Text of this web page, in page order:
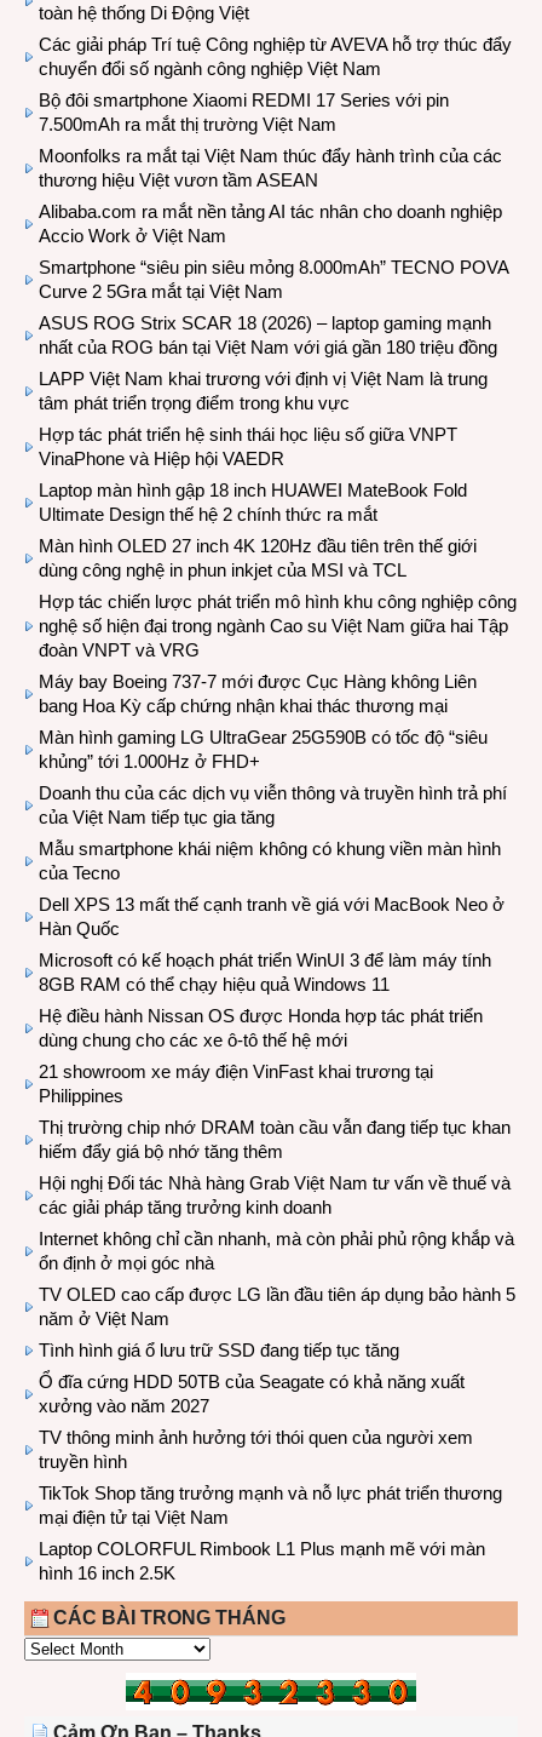
toàn hệ thống Di Động Việt
Các giải pháp Trí tuệ Công nghiệp từ AVEVA hỗ trợ thúc đẩy
chuyển đổi số ngành công nghiệp Việt Nam
Bộ đôi smartphone Xiaomi REDMI 17 Series với pin
7.500mAh ra mắt thị trường Việt Nam
Moonfolks ra mắt tại Việt Nam thúc đẩy hành trình của các
thương hiệu Việt vươn tầm ASEAN
Alibaba.com ra mắt nền tảng AI tác nhân cho doanh nghiệp
Accio Work ở Việt Nam
Smartphone “siêu pin siêu mỏng 8.000mAh” TECNO POVA
Curve 2 5Gra mắt tại Việt Nam
ASUS ROG Strix SCAR 18 (2026) – laptop gaming mạnh
nhất của ROG bán tại Việt Nam với giá gần 180 triệu đồng
LAPP Việt Nam khai trương với định vị Việt Nam là trung
tâm phát triển trọng điểm trong khu vực
Hợp tác phát triển hệ sinh thái học liệu số giữa VNPT
VinaPhone và Hiệp hội VAEDR
Laptop màn hình gập 18 inch HUAWEI MateBook Fold
Ultimate Design thế hệ 2 chính thức ra mắt
Màn hình OLED 27 inch 4K 120Hz đầu tiên trên thế giới
dùng công nghệ in phun inkjet của MSI và TCL
Hợp tác chiến lược phát triển mô hình khu công nghiệp công
nghệ số hiện đại trong ngành Cao su Việt Nam giữa hai Tập
đoàn VNPT và VRG
Máy bay Boeing 737-7 mới được Cục Hàng không Liên
bang Hoa Kỳ cấp chứng nhận khai thác thương mại
Màn hình gaming LG UltraGear 25G590B có tốc độ “siêu
khủng” tới 1.000Hz ở FHD+
Doanh thu của các dịch vụ viễn thông và truyền hình trả phí
của Việt Nam tiếp tục gia tăng
Mẫu smartphone khái niệm không có khung viền màn hình
của Tecno
Dell XPS 13 mất thế cạnh tranh về giá với MacBook Neo ở
Hàn Quốc
Microsoft có kế hoạch phát triển WinUI 3 để làm máy tính
8GB RAM có thể chạy hiệu quả Windows 11
Hệ điều hành Nissan OS được Honda hợp tác phát triển
dùng chung cho các xe ô-tô thế hệ mới
21 showroom xe máy điện VinFast khai trương tại
Philippines
Thị trường chip nhớ DRAM toàn cầu vẫn đang tiếp tục khan
hiếm đẩy giá bộ nhớ tăng thêm
Hội nghị Đối tác Nhà hàng Grab Việt Nam tư vấn về thuế và
các giải pháp tăng trưởng kinh doanh
Internet không chỉ cần nhanh, mà còn phải phủ rộng khắp và
ổn định ở mọi góc nhà
TV OLED cao cấp được LG lần đầu tiên áp dụng bảo hành 5
năm ở Việt Nam
Tình hình giá ổ lưu trữ SSD đang tiếp tục tăng
Ổ đĩa cứng HDD 50TB của Seagate có khả năng xuất
xưởng vào năm 2027
TV thông minh ảnh hưởng tới thói quen của người xem
truyền hình
TikTok Shop tăng trưởng mạnh và nỗ lực phát triển thương
mại điện tử tại Việt Nam
Laptop COLORFUL Rimbook L1 Plus mạnh mẽ với màn
hình 16 inch 2.5K
CÁC BÀI TRONG THÁNG
CÁC
THÁNG
Cảm Ơn Bạn – Thanks